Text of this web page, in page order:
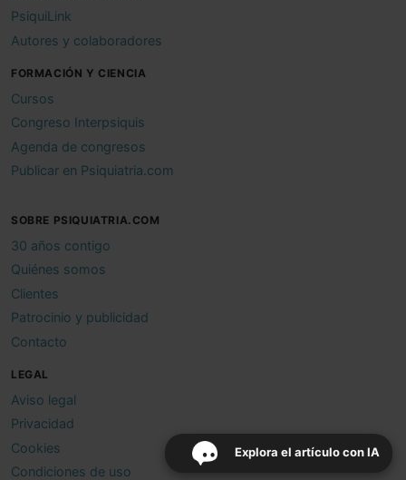
Explora el artículo con IA
PsiquiLink
Autores y colaboradores
FORMACIÓN Y CIENCIA
Cursos
Congreso Interpsiquis
Agenda de congresos
Publicar en Psiquiatria.com
SOBRE PSIQUIATRIA.COM
30 años contigo
Quiénes somos
Clientes
Patrocinio y publicidad
Contacto
LEGAL
Aviso legal
Privacidad
Cookies
Condiciones de uso